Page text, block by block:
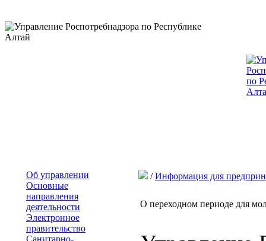
Об управлении
Основные
направления
деятельности
Электронное
правительство
Санитарно-
/Информация для
О переходном периоде для